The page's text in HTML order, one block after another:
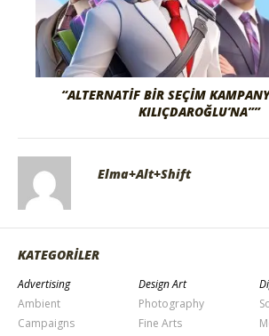
“ALTERNATIF BIR SEÇIM
KILIÇDAROĞLU’NA””
Elma+Alt+Shift
KATEGORİLER
Advertising
Ambient
Campaigns
Design Art
Photography
Fine Arts